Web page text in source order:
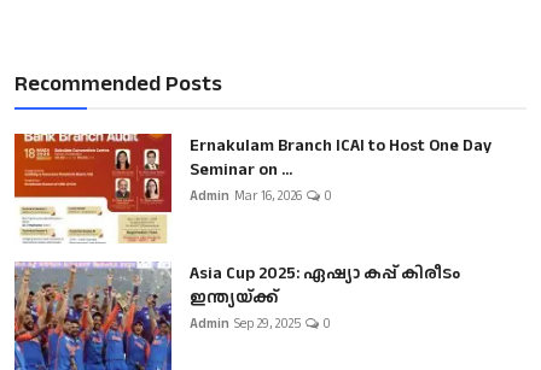
Recommended Posts
Ernakulam Branch ICAI to Host One Day
Seminar on ...
Admin Mar 16, 2026 0
Asia Cup 2025: ഏഷ്യാ കപ്പ് കിരീടം
ഇന്ത്യയ്ക്ക്
Admin Sep 29, 2025 0